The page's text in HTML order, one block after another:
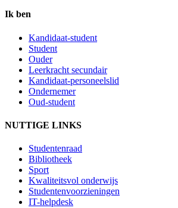
Ik ben
Kandidaat-student
Student
Ouder
Leerkracht secundair
Kandidaat-personeelslid
Ondernemer
Oud-student
NUTTIGE LINKS
Studentenraad
Bibliotheek
Sport
Kwaliteitsvol onderwijs
Studentenvoorzieningen
IT-helpdesk